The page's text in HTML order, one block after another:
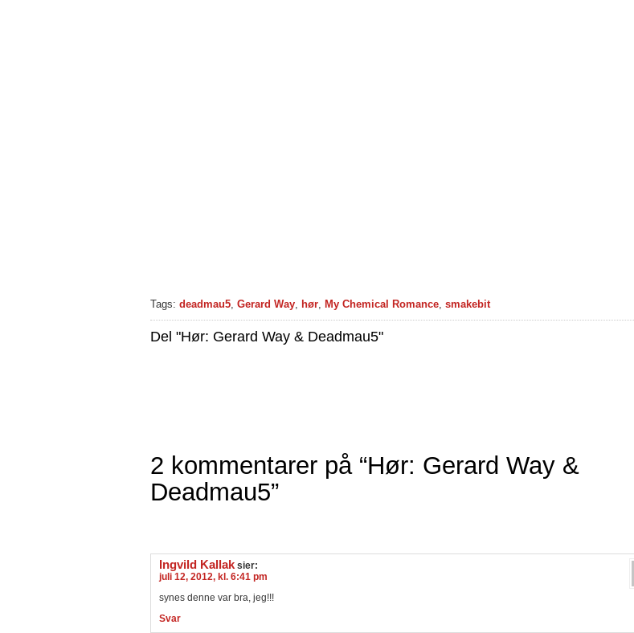
Tags: deadmau5, Gerard Way, hør, My Chemical Romance, smakebit
Del "Hør: Gerard Way & Deadmau5"
2 kommentarer på “Hør: Gerard Way &
Deadmau5”
Ingvild Kallak sier:
juli 12, 2012, kl. 6:41 pm
synes denne var bra, jeg!!!
Svar